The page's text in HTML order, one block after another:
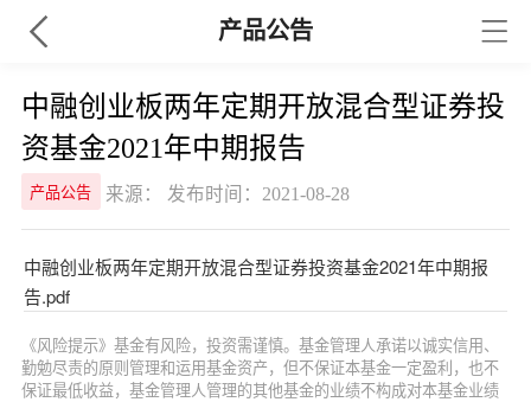
产品公告
中融创业板两年定期开放混合型证券投
资基金2021年中期报告
产品公告 来源： 发布时间：2021-08-28
中融创业板两年定期开放混合型证券投资基金2021年中期报
告.pdf
《风险提示》基金有风险，投资需谨慎。基金管理人承诺以诚实信用、
勤勉尽责的原则管理和运用基金资产，但不保证本基金一定盈利，也不
保证最低收益，基金管理人管理的其他基金的业绩不构成对本基金业绩